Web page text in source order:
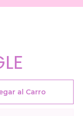
al Carro